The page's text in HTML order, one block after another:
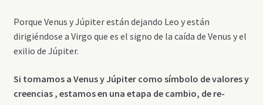
Porque Venus y Júpiter están dejando Leo y están
dirigiéndose a Virgo que es el signo de la caída de Venus y el
exilio de Júpiter.
Si tomamos a Venus y Júpiter como símbolo de valores y
creencias , estamos en una etapa de cambio, de re-